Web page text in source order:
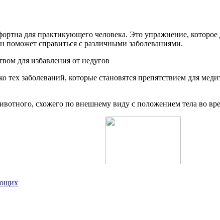
для практикующего человека. Это упражнение, которое
поможет справиться с различными заболеваниями.
для избавления от недугов
заболеваний, которые становятся препятствием для
схожего по внешнему виду с положением тела во